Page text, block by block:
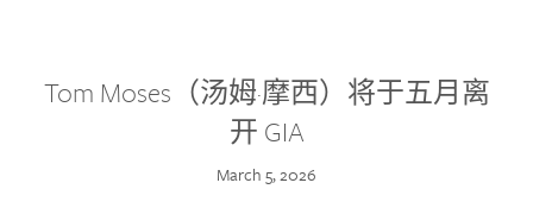
Tom Moses（汤姆·摩西）将于五月离
开 GIA
March 5, 2026